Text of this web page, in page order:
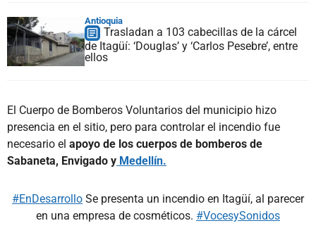
Antioquia
Trasladan a 103 cabecillas de la cárcel
de Itagüí: ‘Douglas’ y ‘Carlos Pesebre’, entre
ellos
El Cuerpo de Bomberos Voluntarios del municipio hizo
presencia en el sitio, pero para controlar el incendio fue
necesario el apoyo de los cuerpos de bomberos de
Sabaneta, Envigado y Medellín.
#EnDesarrollo Se presenta un incendio en Itagüí, al parecer
en una empresa de cosméticos. #VocesySonidos